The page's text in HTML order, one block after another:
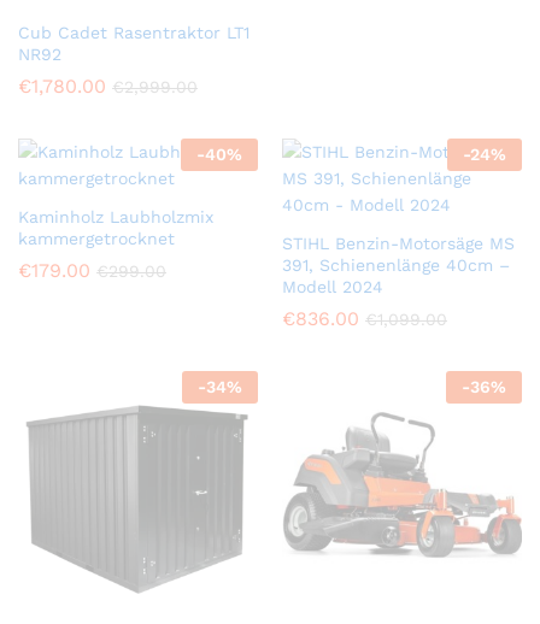
Cub Cadet Rasentraktor LT1
NR92
€1,780.00 €2,999.00
-40%
Kaminholz Laubholzmix
kammergetrocknet
€179.00 €299.00
-24%
STIHL Benzin-Motorsäge MS
391, Schienenlänge 40cm –
Modell 2024
€836.00 €1,099.00
-34% -36%